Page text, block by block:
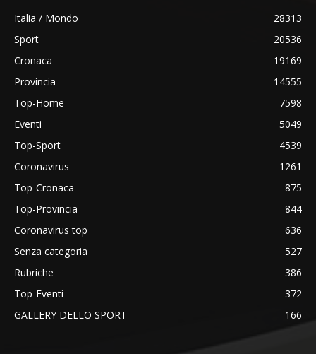
Italia / Mondo
28313
Sport
20536
Cronaca
19169
Provincia
14555
Top-Home
7598
Eventi
5049
Top-Sport
4539
Coronavirus
1261
Top-Cronaca
875
Top-Provincia
844
Coronavirus top
636
Senza categoria
527
Rubriche
386
Top-Eventi
372
GALLERY DELLO SPORT
166